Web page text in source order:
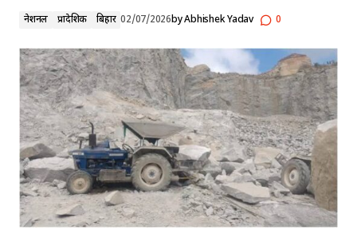
नेशनल प्रादेशिक बिहार 02/07/2026byAbhishek Yadav 0